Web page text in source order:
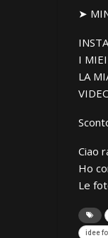
➤
I
LA
Ciao
Ho
Le
idee